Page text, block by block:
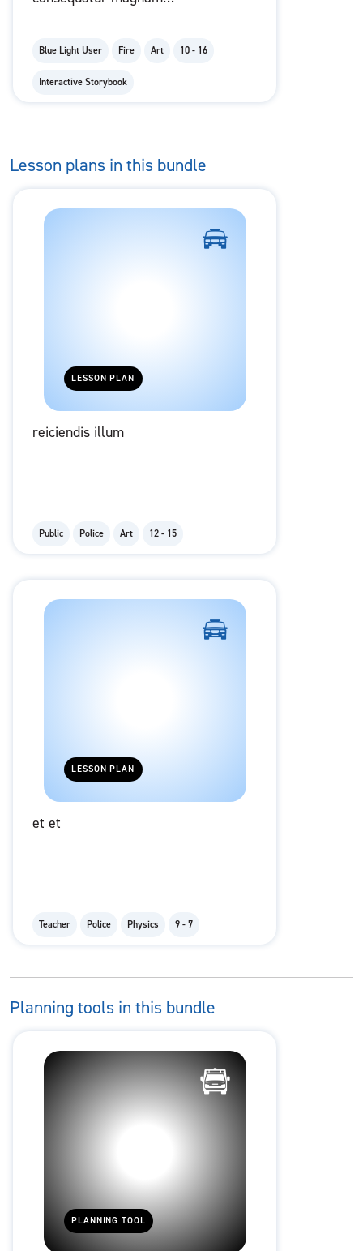
Blue Light User Fire Art 10 - 16
Interactive Storybook
Lesson plans in this bundle
LESSON PLAN
reiciendis illum
Public Police Art 12 - 15
LESSON PLAN
et et
Teacher Police Physics 9 - 7
Planning tools in this bundle
PLANNING TOOL